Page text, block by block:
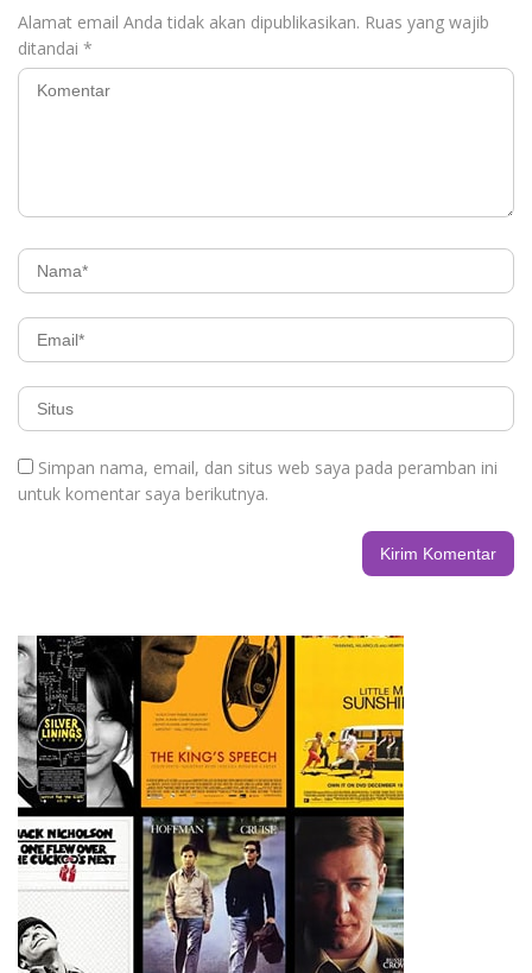
Alamat email Anda tidak akan dipublikasikan. Ruas yang wajib
ditandai *
Simpan nama, email, dan situs web saya pada peramban ini
untuk komentar saya berikutnya.